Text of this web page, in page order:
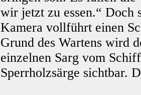
wir jetzt zu essen.“ Doch
Kamera vollführt einen
Grund des Wartens wird
einzelnen Sarg vom
Sperrholzsärge sichtbar.